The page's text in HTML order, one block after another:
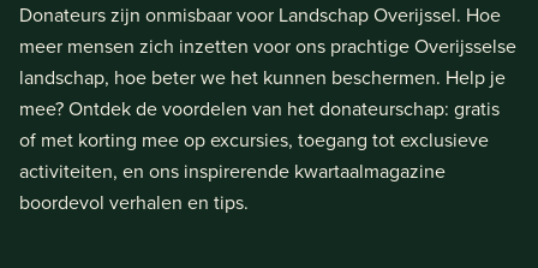
Donateurs zijn onmisbaar voor Landschap Overijssel. Hoe
meer mensen zich inzetten voor ons prachtige Overijsselse
landschap, hoe beter we het kunnen beschermen. Help je
mee? Ontdek de voordelen van het donateurschap: gratis
of met korting mee op excursies, toegang tot exclusieve
activiteiten, en ons inspirerende kwartaalmagazine
boordevol verhalen en tips.